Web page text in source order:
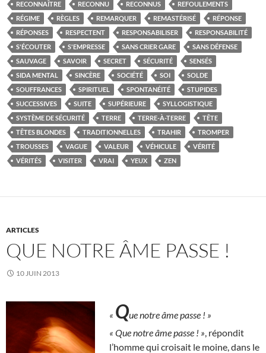
RECONNAÎTRE
RECONNU RECONNUS
REFOULEMENTS
RÉGIME
RÈGLES REMARQUER REMASTÉRISÉ
RÉPONSE
RÉPONSES
RESPECTENT RESPONSABILISER
RESPONSABILITÉ
S'ÉCOUTER
S'EMPRESSE SANS CRIER GARE
SANS DÉFENSE
SAUVAGE
SAVOIR SECRET SÉCURITÉ
SENSÉS
SIDA MENTAL
SINCÈRE SOCIÉTÉ SOI
SOLDE
SOUFFRANCES
SPIRITUEL SPONTANÉITÉ
STUPIDES
SUCCESSIVES
SUITE SUPÉRIEURE
SYLLOGISTIQUE
SYSTÈME DE SÉCURITÉ
TERRE TERRE-À-TERRE
TÊTE
TÊTES BLONDES
TRADITIONNELLES TRAHIR
TROMPER
TROUSSES
VAGUE VALEUR VÉHICULE
VÉRITÉ
VÉRITÉS
VISITER VRAI YEUX ZEN
ARTICLES
QUE NOTRE ÂME PASSE !
10 JUIN 2013
« Que notre âme passe ! »
« Que notre âme passe ! » , répondit
l’homme qui croisait le moine, dans le